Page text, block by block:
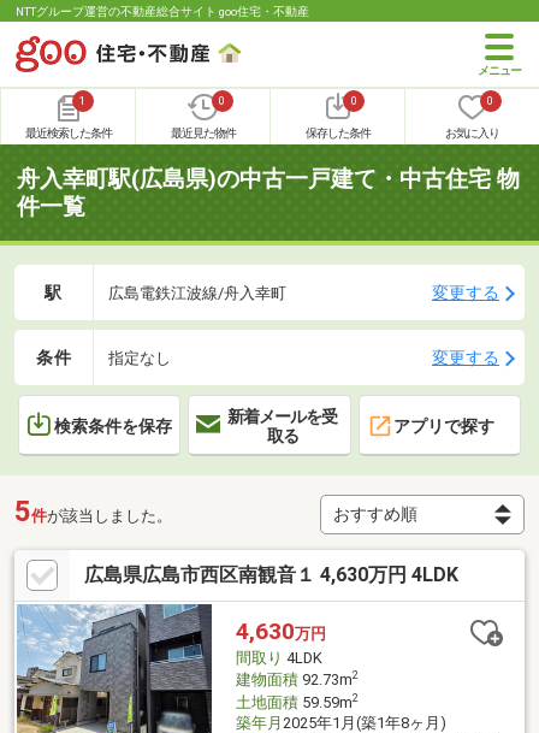
NTTグループ運営の不動産総合サイト goo住宅・不動産
1
最近検索した条件
0
最近見た物件
0
保存した条件
0
お気に入り
舟入幸町駅(広島県)の中古一戸建て・中古住宅 物
件一覧
駅 広島電鉄江波線/舟入幸町 変更する
条件 指定なし 変更する
検索条件を保存
新着メールを受
取る
アプリで探す
5件が該当しました。
広島県広島市西区南観音１ 4,630万円 4LDK
4,630万円
間取り 4LDK
建物面積92.73m2
土地面積59.59m2
築年月 2025年1月(築1年8ヶ月)